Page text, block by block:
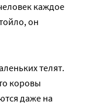
каждое
он
телят.
коровы
даже на